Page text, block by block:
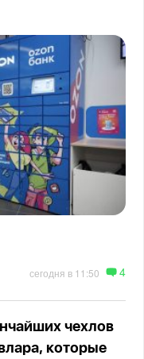
сегодня в 11:50 4
чехлов
которые